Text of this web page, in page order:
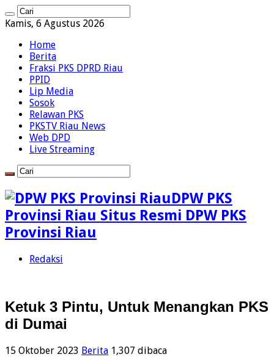
Kamis, 6 Agustus 2026
Home
Berita
Fraksi PKS DPRD Riau
PPID
Lip Media
Sosok
Relawan PKS
PKSTV Riau News
Web DPD
Live Streaming
DPW PKS
Provinsi Riau Situs Resmi DPW PKS
Provinsi Riau
Redaksi
Ketuk 3 Pintu, Untuk Menangkan PKS
di Dumai
15 Oktober 2023 Berita 1,307 dibaca